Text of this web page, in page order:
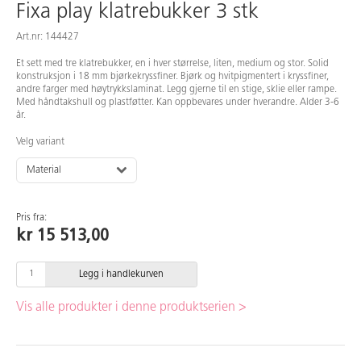
Fixa play klatrebukker 3 stk
Art.nr: 144427
Et sett med tre klatrebukker, en i hver størrelse, liten, medium og stor. Solid
konstruksjon i 18 mm bjørkekryssfiner. Bjørk og hvitpigmentert i kryssfiner,
andre farger med høytrykkslaminat. Legg gjerne til en stige, sklie eller rampe.
Med håndtakshull og plastføtter. Kan oppbevares under hverandre. Alder 3-6
år.
Velg variant
Material
Pris fra:
kr 15 513,00
Legg i handlekurven
Vis alle produkter i denne produktserien >